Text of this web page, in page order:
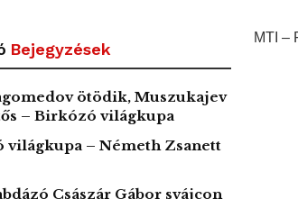
Bejegyzések
ötödik, Muszukajev
– Birkózó világkupa
világkupa – Németh Zsanett
Császár Gábor svájcon
MTI –